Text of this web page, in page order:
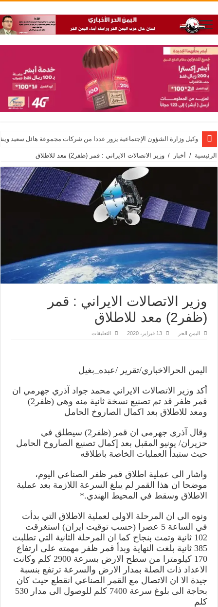
وكيل وزارة الشؤون الإجتماعية يزور عددا من شركات مجموعة هائل سعيد
الرئيسية / أخبار / وزير الاتصالات الايراني : قمر (ظفر2) معد للاطلاق
وزير الاتصالات الايراني : قمر
(ظفر2) معد للاطلاق
اليمن الحر 13 فبراير، 2020 التعليقات
معد
مغلقة
اليمن الحرالاخباري/تقرير /عبده_بغيل
أكد وزير الاتصالات الايراني محمد جواد آذري جهرمي ان
قمر ظفر قد تم تصنيع نسخة ثانية منه وهي (ظفر2)
ومعد للاطلاق بعد اكمال الصاروخ الحامل
وقال آذري جهرمي ان قمر (ظفر2) سيطلق في
حزيران/ يونيو المقبل بعد إكمال تصنيع الصاروخ الحامل
حيث ستبدأ العمليات الخاصة باطلاقه
واشار الى عملية اطلاق قمر ظفر الصناعي اليوم،
موضحا ان هذا القمر لم يبلغ السرعة اللازمة بعد عملية
الاطلاق وسقط في المحيط الهندي.*
ونوه الى ان المرحلة الاولى لعملية الاطلاق التي بدأت
في الساعة 5 عصرا (حسب توقيت ايران) استغرقت
102 ثانية وتمت بنجاح كما ان المرحلة الثانية التي تطلبت
385 ثانية بلغت النهاية وبدأ قمر ظفر مهمته على ارتفاع
170 كيلومترا من سطح الارض بسرعة 2900 كلم وكانت
الاعداد ذات الصلة بمدار الارض والسرعة ترتفع بنسبة
جيدة الا ان الاتصال مع القمر الصناعي انقطع حيث كان
بحاجة الى بلوغ سرعة 7400 كلم للوصول الى مدار 530
كلم